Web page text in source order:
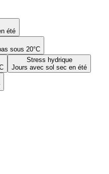
été
sous 20°C
Stress hydrique
Jours avec sol sec en été